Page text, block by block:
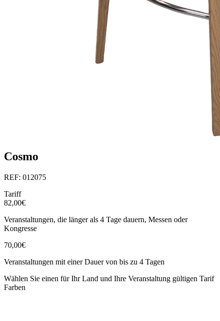
Cosmo
REF: 012075
Tariff
82,00€
Veranstaltungen, die länger als 4 Tage dauern, Messen oder
Kongresse
70,00€
Veranstaltungen mit einer Dauer von bis zu 4 Tagen
Wählen Sie einen für Ihr Land und Ihre Veranstaltung gültigen Tarif
Farben